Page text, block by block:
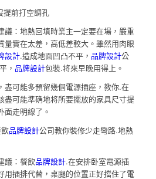
提前打空調孔
議：地熱回填時業主一定要在場，嚴重
量實在太差，高低差較大。雖然用肉眼
設計.造成地面凹凸不平， 品牌設計公
， 品牌設計包裝.将來早晚用得上。
盡可能多預留幾個電源插座，教你.在
盡可能準确地将所要擺放的家具尺寸提
面走明線了。
品牌設計公司教你裝修少走彎路.地熱
議：餐飲品牌設計.在安排卧室電源插
用插排代替，桌腿的位置正好擋住了電